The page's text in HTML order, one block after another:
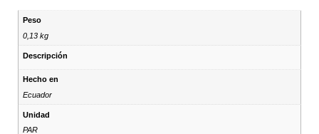
Peso
0,13 kg
Descripción
Hecho en
Ecuador
Unidad
PAR